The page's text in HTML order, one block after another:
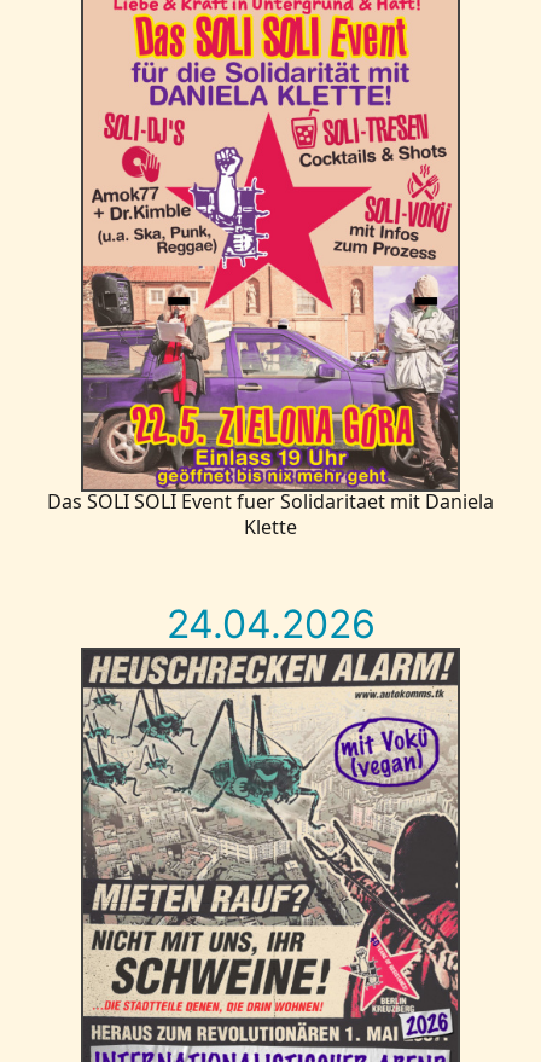
Das SOLI SOLI Event fuer Solidaritaet mit Daniela
Klette
24.04.2026